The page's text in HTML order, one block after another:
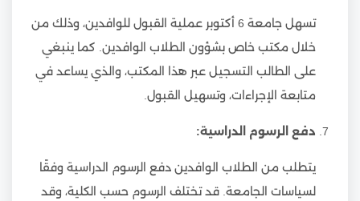
تسهل جامعة 6 أكتوبر عملية القبول للوافدين، وذلك من
خلال مكتب خاص بشؤون الطلاب الوافدين. كما ينبغي
على الطالب التسجيل عبر هذا المكتب، والذي يساعد في
متابعة الإجراءات، وتسهيل القبول.
دفع الرسوم الدراسية:
يتطلب من الطلاب الوافدين دفع الرسوم الدراسية وفقًا
لسياسات الجامعة. قد تختلف الرسوم حسب الكلية، وقد